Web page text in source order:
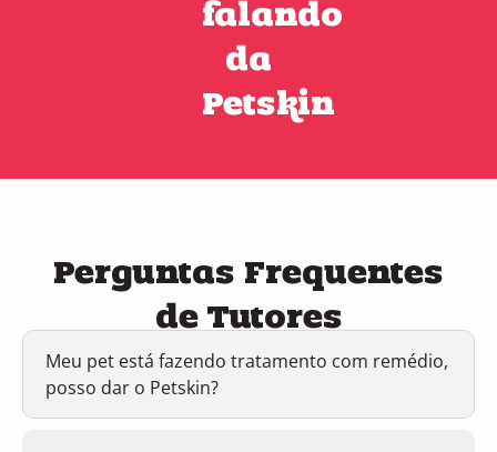
da
Petskin
Perguntas Frequentes
de Tutores
Meu pet está fazendo tratamento com remédio,
posso dar o Petskin?